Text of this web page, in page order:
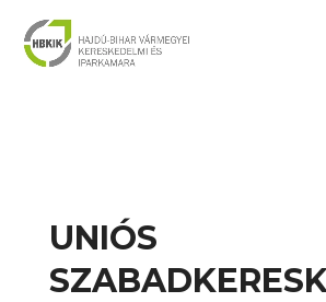
UNIÓS